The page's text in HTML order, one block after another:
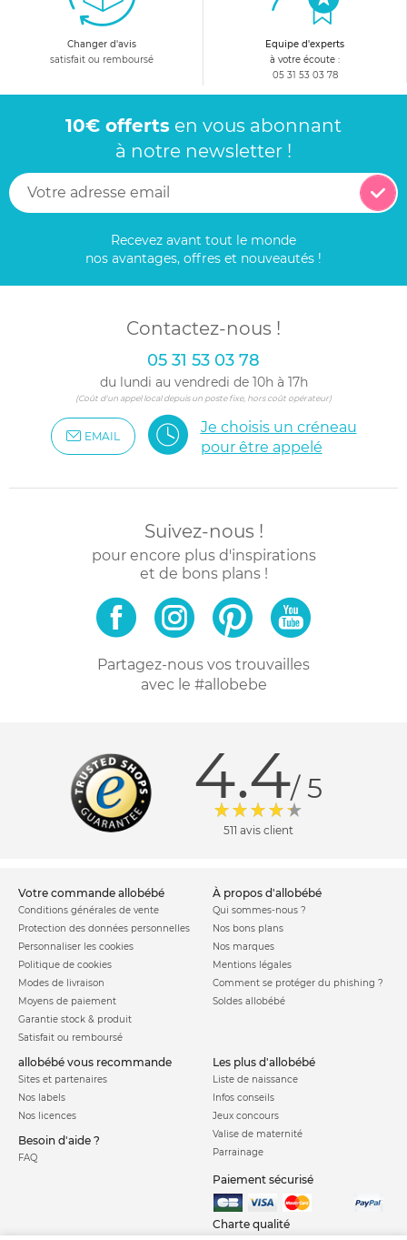
Changer d'avis
satisfait ou remboursé
Equipe d'experts
à votre écoute :
05 31 53 03 78
10€ offerts en vous abonnant
à notre newsletter !
Recevez avant tout le monde
nos avantages, offres et nouveautés !
Contactez-nous !
05 31 53 03 78
du lundi au vendredi de 10h à 17h
(Coût d'un appel local depuis un poste fixe, hors coût opérateur)
EMAIL
Je choisis un créneau
pour être appelé
Suivez-nous !
pour encore plus d'inspirations
et de bons plans !
Partagez-nous vos trouvailles
avec le #allobebe
4.4/ 5
511 avis client
votre commande allobébé
Conditions générales de vente
Protection des données personnelles
Personnaliser les cookies
Politique de cookies
Modes de livraison
Moyens de paiement
Garantie stock & produit
Satisfait ou remboursé
à propos d'allobébé
Qui sommes-nous ?
Nos bons plans
Nos marques
Mentions légales
Comment se protéger du phishing ?
Soldes allobébé
allobébé vous recommande
Sites et partenaires
Nos labels
Nos licences
Besoin d'aide ?
FAQ
les plus d'allobébé
Liste de naissance
Infos conseils
Jeux concours
Valise de maternité
Parrainage
Paiement sécurisé
Charte qualité